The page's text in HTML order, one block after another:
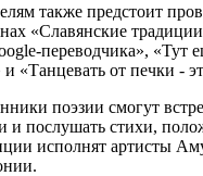
также предстоит
«Славянские
переводчика», «Тут
и «Танцевать от печки -
поэзии смогут
и послушать стихи,
исполнят артисты